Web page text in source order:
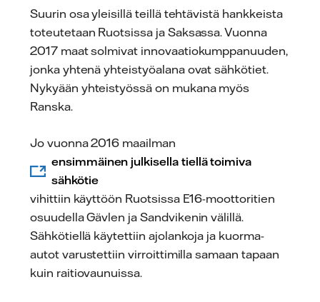
Suurin osa yleisillä teillä tehtävistä hankkeista
toteutetaan Ruotsissa ja Saksassa. Vuonna
2017 maat solmivat innovaatiokumppanuuden,
jonka yhtenä yhteistyöalana ovat sähkötiet.
Nykyään yhteistyössä on mukana myös
Ranska.
Jo vuonna 2016 maailman
ensimmäinen julkisella tiellä toimiva
sähkötie
vihittiin käyttöön Ruotsissa E16-moottoritien
osuudella Gävlen ja Sandvikenin välillä.
Sähkötiellä käytettiin ajolankoja ja kuorma-
autot varustettiin virroittimilla samaan tapaan
kuin raitiovaunuissa.